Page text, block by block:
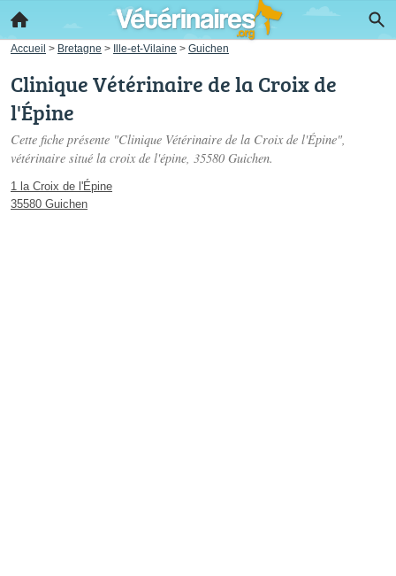
Accueil > Bretagne > Ille-et-Vilaine > Guichen
Clinique Vétérinaire de la Croix de
l'Épine
Cette fiche présente "Clinique Vétérinaire de la Croix de l'Épine",
vétérinaire situé la croix de l'épine, 35580 Guichen.
1 la Croix de l'Épine
35580 Guichen